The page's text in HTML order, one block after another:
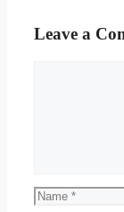
Leave a
Name